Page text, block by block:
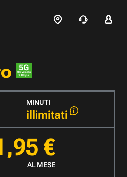
MINUTI
illimitati
€
AL MESE